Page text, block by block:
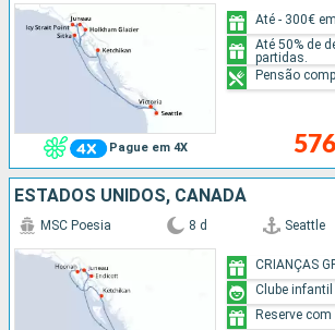
Pague em 4X
Até - 300€
Até 50% de
partidas.
Pensão
ESTADOS UNIDOS, CANADÁ
MSC Poesia 8 d Seattle
CRIANÇAS
Clube
Reserve